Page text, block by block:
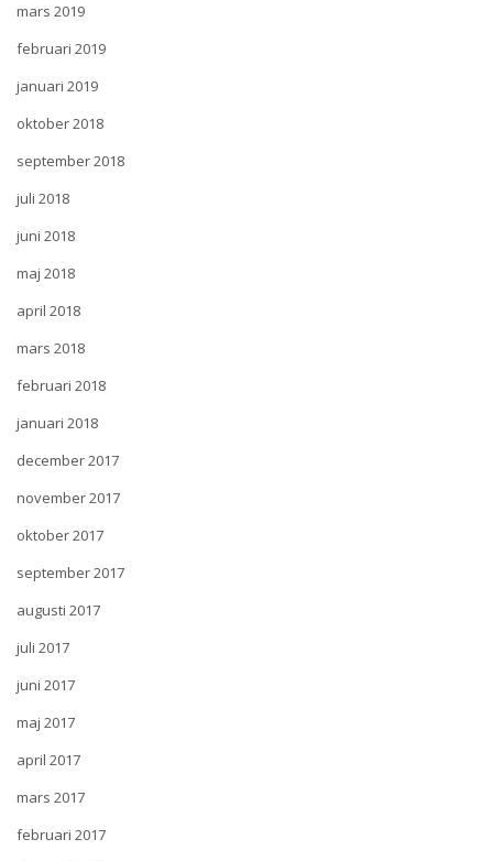
mars 2019
februari 2019
januari 2019
oktober 2018
september 2018
juli 2018
juni 2018
maj 2018
april 2018
mars 2018
februari 2018
januari 2018
december 2017
november 2017
oktober 2017
september 2017
augusti 2017
juli 2017
juni 2017
maj 2017
april 2017
mars 2017
februari 2017